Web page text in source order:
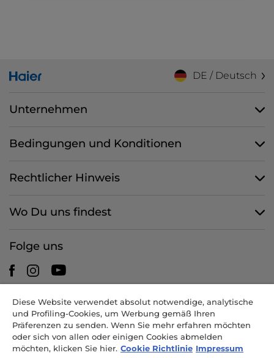
DE / Deutsch
Unternehmen
Bedingungen und Konditionen
Rechtlicher Hinweis
Wo Du uns findest
Folge uns
CANDY HOOVER GROUP S.r.I. - mit Alleingesellschafter -
RECHTSSITZ: Via Comolli 57 - 20861 Brugherio (MB) - Italien -
VERWALTUNGSSITZE: Via Privata Eden Fumagalli snc - 20861
Brugherio (MB) und Via Trento 20/A-22 - 20871 Vimercate (MB) -
Diese Website verwendet absolut notwendige, analytische
und Profiling-Cookies, um Werbung gemäß Ihren
Präferenzen zu senden. Wenn Sie mehr erfahren möchten
oder sich von allen oder einigen Cookies abmelden
möchten, klicken Sie hier. Cookie Richtlinie Impressum